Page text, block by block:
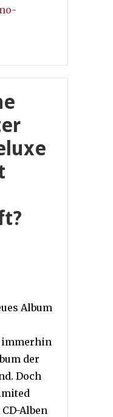
Album
immerhin
der
Doch
Alben